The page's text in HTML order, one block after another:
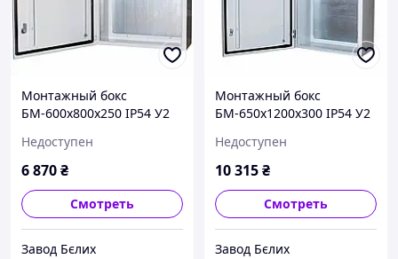
Монтажный бокс
БМ-600х800х250 IP54 У2
Недоступен
6 870₴
Смотреть
Завод Бєлих
Монтажный бокс
БМ-650х1200х300 IP54 У2
Недоступен
10 315₴
Смотреть
Завод Бєлих